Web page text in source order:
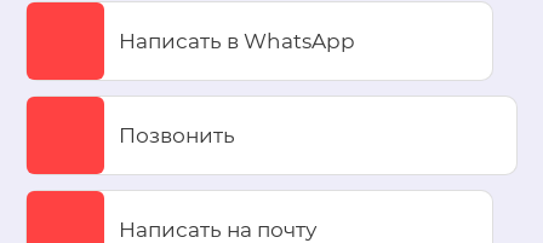
Написать в WhatsApp
Позвонить
Написать на почту